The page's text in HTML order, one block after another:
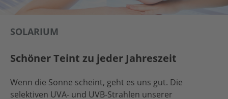
SOLARIUM
Schöner Teint zu jeder Jahreszeit
Wenn die Sonne scheint, geht es uns gut. Die
selektiven UVA- und UVB-Strahlen unserer